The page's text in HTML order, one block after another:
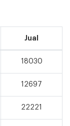
Jual
18030
12697
22221